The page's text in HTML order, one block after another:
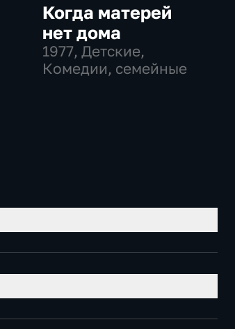
Когда матерей
нет дома
1977, Детские,
Комедии, семейные